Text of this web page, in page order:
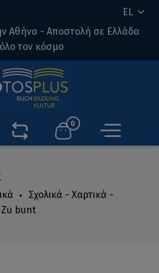
EL
Αθήνα - Αποστολή σε Ελλάδα
τον κόσμο
0
Σχολικά - Χαρτικά -
bunt